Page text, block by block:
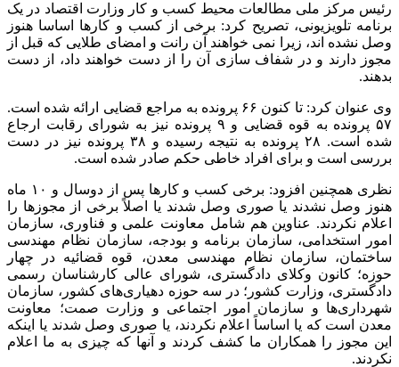
رئیس مرکز ملی مطالعات محیط کسب و کار وزارت اقتصاد در یک
برنامه تلویزیونی، تصریح کرد: برخی از کسب و کارها اساسا هنوز
وصل نشده اند، زیرا نمی خواهند آن رانت و امضای طلایی که قبل از
مجوز دارند و در شفاف سازی آن را از دست خواهند داد، از دست
بدهند.
وی عنوان کرد: تا کنون ۶۶ پرونده به مراجع قضایی ارائه شده است.
۵۷ پرونده به قوه قضایی و ۹ پرونده نیز به شورای رقابت ارجاع
شده است. ۲۸ پرونده به نتیجه رسیده و ۳۸ پرونده نیز در دست
بررسی است و برای افراد خاطی حکم صادر شده است.
نظری همچنین افزود: برخی کسب و کارها پس از دوسال و ۱۰ ماه
هنوز وصل نشدند یا صوری وصل شدند یا اصلاً برخی از مجوزها را
اعلام نکردند. عناوین هم شامل معاونت علمی و فناوری، سازمان
امور استخدامی، سازمان برنامه و بودجه، سازمان نظام مهندسی
ساختمان، سازمان نظام مهندسی معدن، قوه قضائیه در چهار
حوزه؛ کانون وکلای دادگستری، شورای عالی کارشناسان رسمی
دادگستری، وزارت کشور؛ در سه حوزه دهیاری‌های کشور، سازمان
شهرداری‌ها و سازمان امور اجتماعی و وزارت صمت؛ معاونت
معدن است که یا اساساً اعلام نکردند، یا صوری وصل شدند یا اینکه
این مجوز را همکاران ما کشف کردند و آنها که چیزی به ما اعلام
نکردند.